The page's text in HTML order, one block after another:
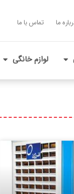
ما تماس با ما
لوازم خانگی